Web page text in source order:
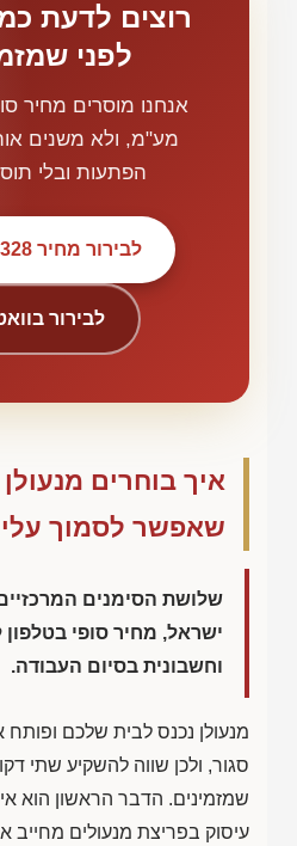
רוצים לדעת
לפני
אנחנו מוסרים מחיר
מע"מ, ולא משנים
הפתעות ובלי
לבירור מחיר 050-8834328
לבירור
איך בוחרים
שאפשר לסמוך
שלושת הסימנים
ישראל, מחיר סופי בטלפון
וחשבונית בסיום העבודה.
מנעולן נכנס לבית שלכם
סגור, ולכן שווה להשקיע שתי
שמזמינים. הדבר הראשון הוא
עיסוק בפריצת מנעולים מחייב